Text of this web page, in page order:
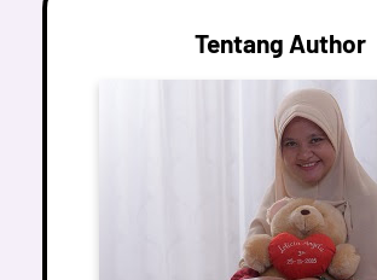
Tentang Author